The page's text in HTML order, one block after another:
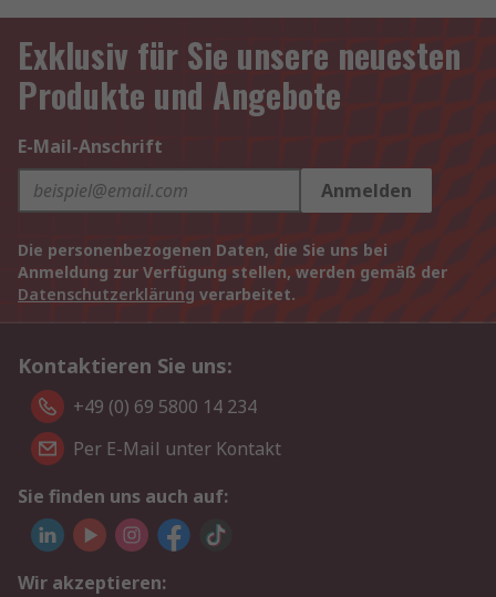
Exklusiv für Sie unsere neuesten
Produkte und Angebote
E-Mail-Anschrift
Anmelden
Die personenbezogenen Daten, die Sie uns bei
Anmeldung zur Verfügung stellen, werden gemäß der
Datenschutzerklärung verarbeitet.
Kontaktieren Sie uns:
+49 (0) 69 5800 14 234
Per E-Mail unter Kontakt
Sie finden uns auch auf:
Wir akzeptieren: